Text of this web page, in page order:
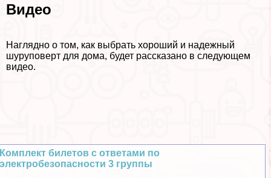
Видео
Наглядно о том, как выбрать хороший и надежный
шуруповерт для дома, будет рассказано в следующем
видео.
Комплект билетов с ответами по
электробезопасности 3 группы